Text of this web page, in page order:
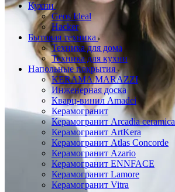
Кухни
Geos Ideal
Hacker
Бытовая техника
Техника для дома
Техника для кухни
Напольные покрытия
KERAMA MARAZZI
Инженерная доска
Кварц-винил Amadei
Керамогранит
Керамогранит Arcadia ceramica
Керамогранит ArtKera
Керамогранит Atlas Concorde
Керамогранит Azario
Керамогранит ENNFACE
Керамогранит Lamore
Керамогранит Vitra